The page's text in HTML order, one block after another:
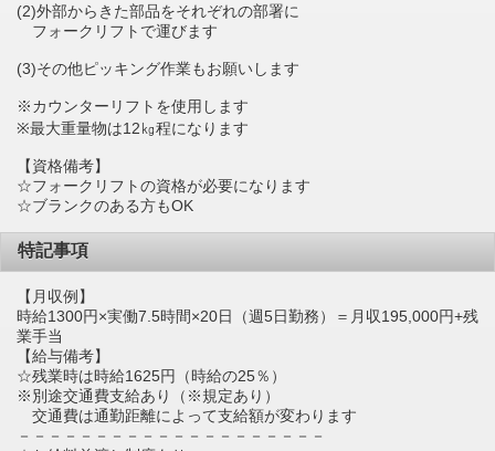
(2)外部からきた部品をそれぞれの部署に
フォークリフトで運びます
(3)その他ピッキング作業もお願いします
※カウンターリフトを使用します
※最大重量物は12㎏程になります
【資格備考】
☆フォークリフトの資格が必要になります
☆ブランクのある方もOK
特記事項
【月収例】
時給1300円×実働7.5時間×20日（週5日勤務）＝月収195,000円+残
業手当
【給与備考】
☆残業時は時給1625円（時給の25％）
※別途交通費支給あり（※規定あり）
交通費は通勤距離によって支給額が変わります
－－－－－－－－－－－－－－－－－－－－